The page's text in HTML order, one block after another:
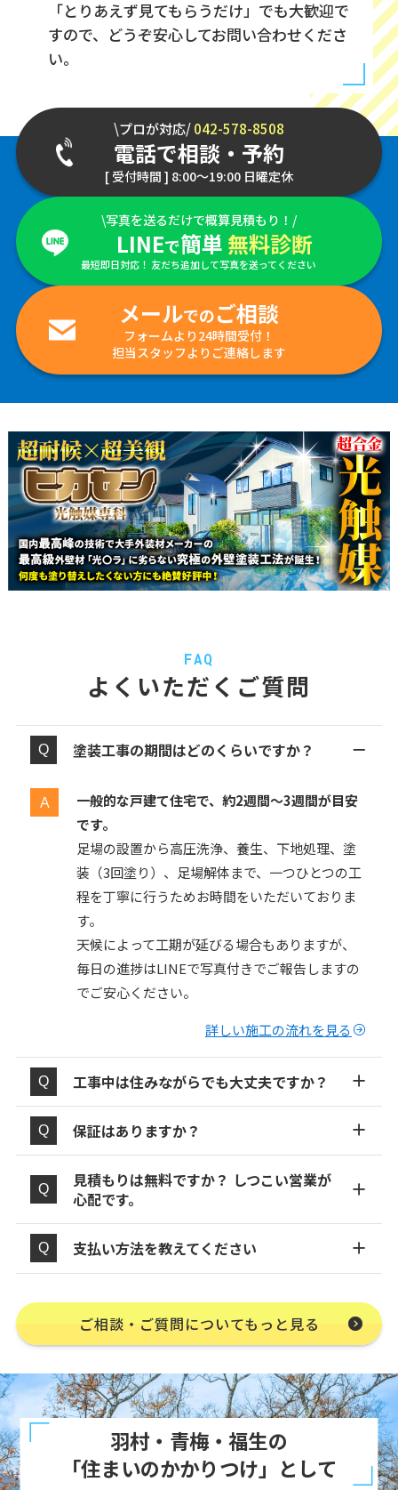
「とりあえず見てもらうだけ」でも大歓迎で
すので、どうぞ安心してお問い合わせくださ
い。
\プロが対応/042-578-8508
電話で相談・予約
[ 受付時間 ] 8:00～19:00 日曜定休
\写真を送るだけで概算見積もり！/
LINEで簡単 無料診断
最短即日対応！ 友だち追加して写真を送ってください
メールでのご相談
フォームより24時間受付！
担当スタッフよりご連絡します
FAQ
よくいただくご質問
塗装工事の期間はどのくらいですか？
一般的な戸建て住宅で、約2週間〜3週間が目安
です。
足場の設置から高圧洗浄、養生、下地処理、塗
装（3回塗り）、足場解体まで、一つひとつの工
程を丁寧に行うためお時間をいただいておりま
す。
天候によって工期が延びる場合もありますが、
毎日の進捗はLINEで写真付きでご報告しますの
でご安心ください。
詳しい施工の流れを見る
工事中は住みながらでも大丈夫ですか？
保証はありますか？
見積もりは無料ですか？ しつこい営業が
心配です。
支払い方法を教えてください
ご相談・ご質問についてもっと見る
羽村・青梅・福生の
「住まいのかかりつけ」として